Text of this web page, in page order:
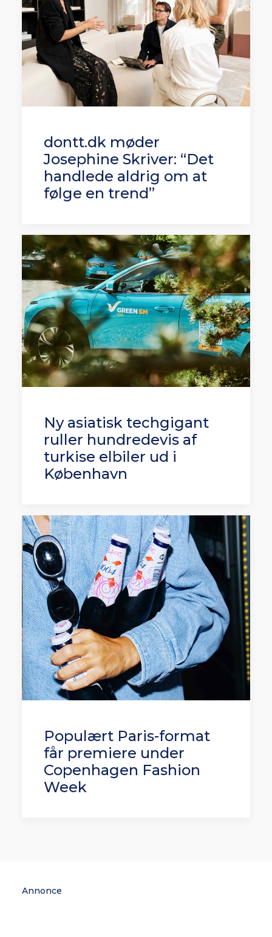
dontt.dk møder
Josephine Skriver: “Det
handlede aldrig om at
følge en trend”
Ny asiatisk techgigant
ruller hundredevis af
turkise elbiler ud i
København
Populært Paris-format
får premiere under
Copenhagen Fashion
Week
Annonce